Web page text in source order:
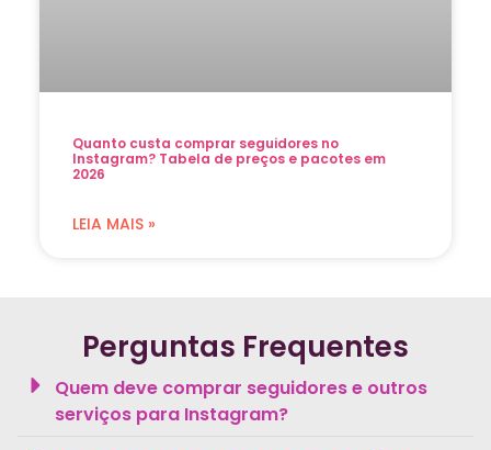
Quanto custa comprar seguidores no
Instagram? Tabela de preços e pacotes em
2026
LEIA MAIS »
Perguntas Frequentes
Quem deve comprar seguidores e outros
serviços para Instagram?